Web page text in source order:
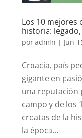
Los 10 mejores
historia:
por admin | Jun
Croacia, país
gigante en
una reputación
campo y de los
croatas de la
la época...